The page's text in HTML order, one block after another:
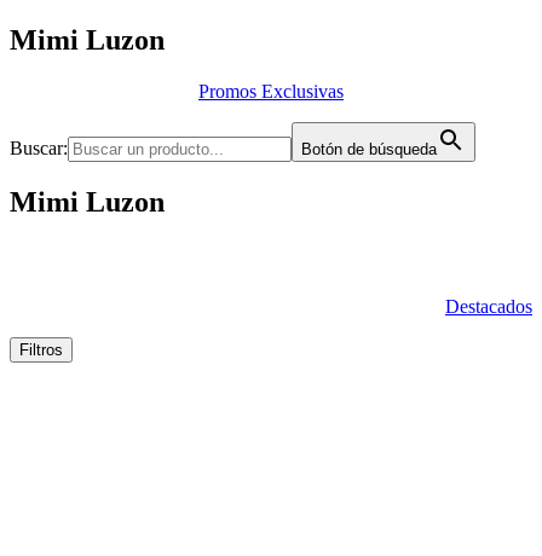
Mimi Luzon
Promos Exclusivas
Buscar: Botón de búsqueda
Mimi Luzon
Destacados
Filtros